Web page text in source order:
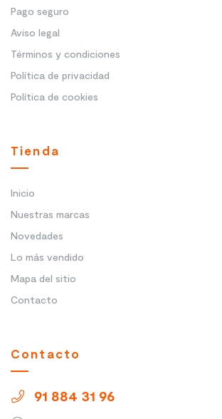
Pago seguro
Aviso legal
Términos y condiciones
Política de privacidad
Política de cookies
Tienda
Inicio
Nuestras marcas
Novedades
Lo más vendido
Mapa del sitio
Contacto
Contacto
91 884 31 96